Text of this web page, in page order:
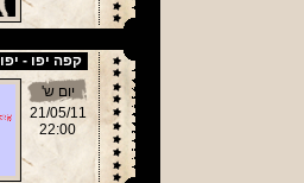
קפה יפו - יפו
יום ש'
21/05/11
22:00